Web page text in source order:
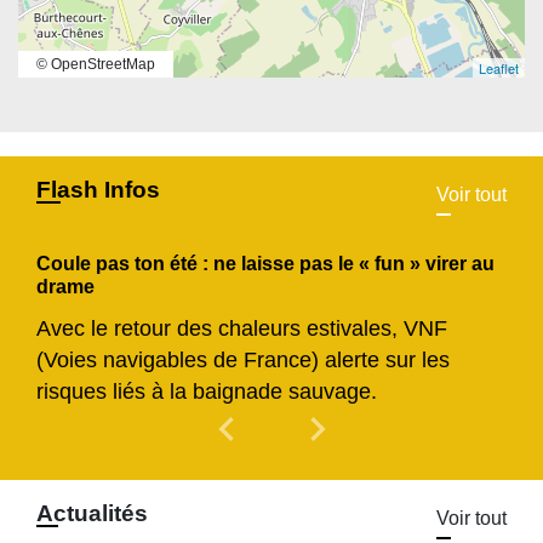
Leaflet
© OpenStreetMap
Flash Infos Voir tout
Coule pas ton été : ne laisse pas le « fun » virer au
drame
Avec le retour des chaleurs estivales, VNF
(Voies navigables de France) alerte sur les
risques liés à la baignade sauvage.
chevron_left Previous
chevron_right
Actualités Voir tout